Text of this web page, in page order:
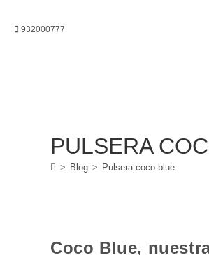
932000777
PULSERA
> Blog > Pulsera coco blue
Coco Blue,